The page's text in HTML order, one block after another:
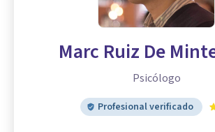
Marc Ruiz De
Psicólogo
Profesional verificado